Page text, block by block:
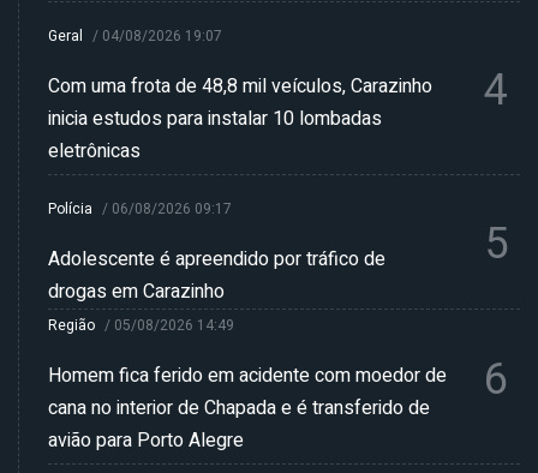
Geral / 04/08/2026 19:07
Com uma frota de 48,8 mil veículos, Carazinho
inicia estudos para instalar 10 lombadas
eletrônicas
4
Polícia / 06/08/2026 09:17
Adolescente é apreendido por tráfico de
drogas em Carazinho
5
Região / 05/08/2026 14:49
Homem fica ferido em acidente com moedor de
cana no interior de Chapada e é transferido de
avião para Porto Alegre
6